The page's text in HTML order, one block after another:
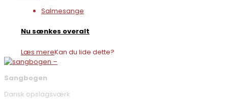
Salmesange
Nu sænkes overalt
Kan du lide dette?
Læs mere
Sangbogen
Dansk opslagsværk